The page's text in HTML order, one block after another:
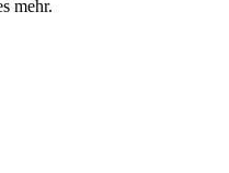
mehr.